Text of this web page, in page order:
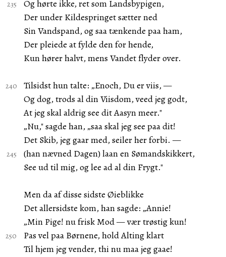
Og hørte ikke, ret som Landsbypigen,
Der under Kildespringet sætter ned
Sin Vandspand, og saa tænkende paa ham,
Der pleiede at fylde den for hende,
Kun hører halvt, mens Vandet flyder over.
Tilsidst hun talte: „Enoch, Du er viis, —
Og dog, trods al din Viisdom, veed jeg godt,
At jeg skal aldrig see dit Aasyn meer."
„Nu," sagde han, „saa skal jeg see paa dit!
Det Skib, jeg gaar med, seiler her forbi. —
(han nævned Dagen) laan en Sømandskikkert,
See ud til mig, og lee ad al din Frygt."
Men da af disse sidste Øieblikke
Det allersidste kom, han sagde: „Annie!
„Min Pige! nu frisk Mod — vær trøstig kun!
Pas vel paa Børnene, hold Alting klart
Til hjem jeg vender, thi nu maa jeg gaae!